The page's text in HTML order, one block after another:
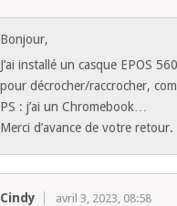
Bonjour,
J’ai installé un casque EPOS
pour décrocher/raccrocher,
PS : j’ai un Chromebook…
Merci d’avance de votre retour.
Cindy avril 3, 2023, 08:58